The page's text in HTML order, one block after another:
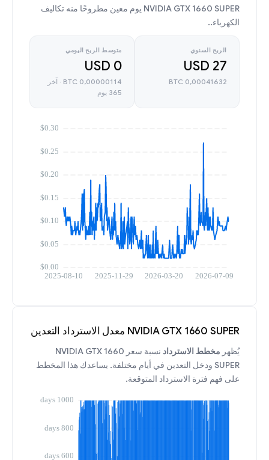
NVIDIA GTX 1660 SUPER يوم معين مطروحًا منه تكاليف
الكهرباء..
الربح السنوي
27 USD
0,00041632 BTC
متوسط الربح اليومي
0 USD
0,00000114 BTC · آخر
365 يوم
NVIDIA GTX 1660 SUPER معدل الاسترداد التعدين
يُظهر مخطط الاسترداد
نسبة سعر NVIDIA GTX 1660
SUPER ودخل التعدين في أيام مختلفة. يساعدك هذا المخطط
على فهم فترة الاسترداد المتوقعة.